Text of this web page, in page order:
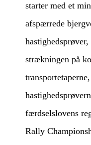
starter med et
afspærrede
strækningen på
færdselslovens
Rally